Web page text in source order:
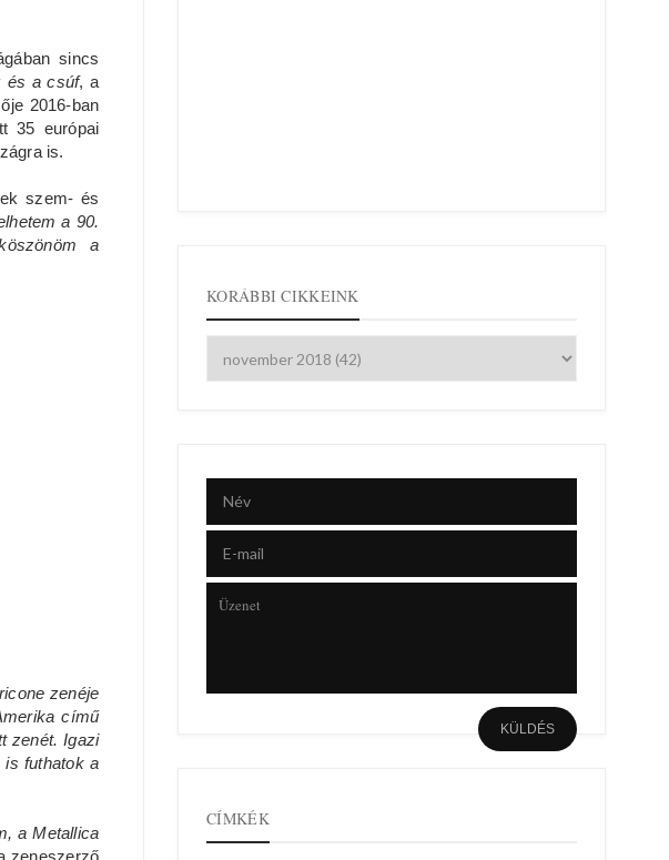
sincs
és a csúf, a
2016-ban
35 európai
is.
szem- és
a 90.
a
zenéje
című
zenét. Igazi
is futhatok a
a Metallica
zeneszerző
KORÁBBI CIKKEINK
CÍMKÉK